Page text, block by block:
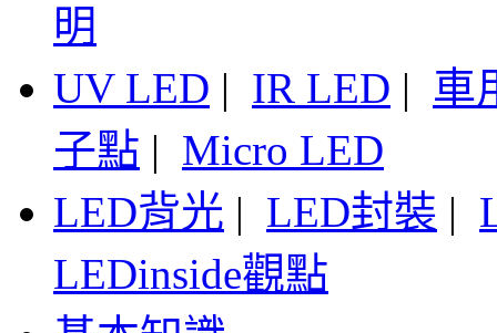
明
UV LED | IR LED | 車
子點 | Micro LED
LED背光 | LED封裝 |
LEDinside觀點